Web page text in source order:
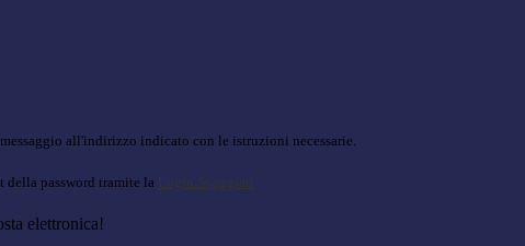
all'indirizzo indicato con le istruzioni necessarie.
della password tramite la Login Spaggiari
elettronica!